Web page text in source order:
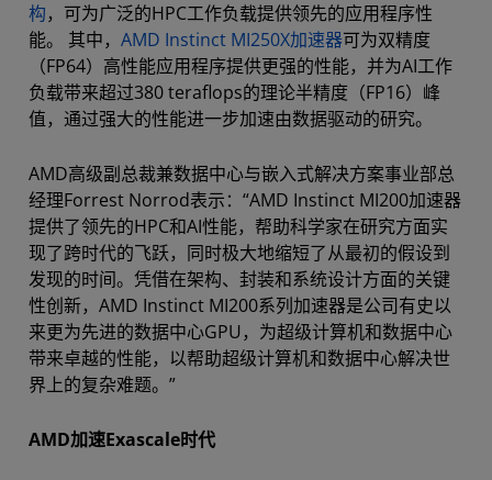
构，可为广泛的HPC工作负载提供领先的应用程序性
能。 其中， AMD Instinct MI250X加速器可为双精度
（FP64）高性能应用程序提供更强的性能，并为AI工作
负载带来超过380 teraflops的理论半精度（FP16）峰
值，通过强大的性能进一步加速由数据驱动的研究。
AMD高级副总裁兼数据中心与嵌入式解决方案事业部总
经理Forrest Norrod表示：“AMD Instinct MI200加速器
提供了领先的HPC和AI性能，帮助科学家在研究方面实
现了跨时代的飞跃，同时极大地缩短了从最初的假设到
发现的时间。凭借在架构、封装和系统设计方面的关键
性创新，AMD Instinct MI200系列加速器是公司有史以
来更为先进的数据中心GPU，为超级计算机和数据中心
带来卓越的性能，以帮助超级计算机和数据中心解决世
界上的复杂难题。”
AMD加速Exascale时代